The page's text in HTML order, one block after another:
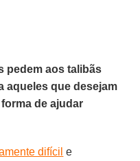
pedem aos talibãs
aqueles que desejam
de ajudar
difícil e